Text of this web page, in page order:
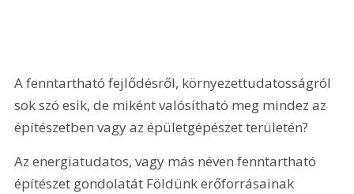
A fenntartható fejlődésről, környezettudatosságról
sok szó esik, de miként valósítható meg mindez az
építészetben vagy az épületgépészet területén?
Az energiatudatos, vagy más néven fenntartható
építészet gondolatát Földünk erőforrásainak